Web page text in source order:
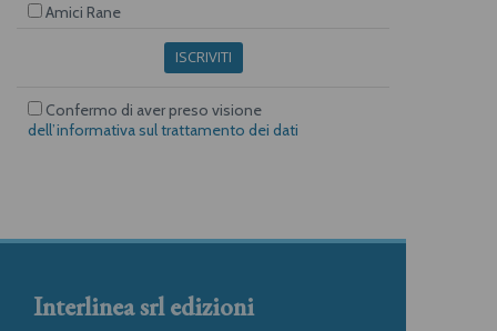
Amici Rane
ISCRIVITI
Confermo di aver preso visione
dell’informativa sul trattamento dei dati
Interlinea srl edizioni